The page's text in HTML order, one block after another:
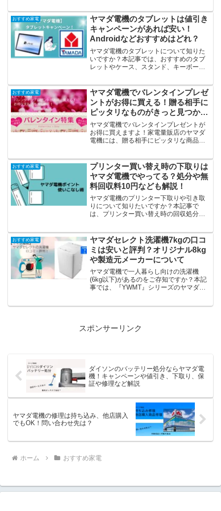
おすすめ家電
ヤマダ電機のタブレットは値引き
キャンペーンがあれば安い！
Androidなどおすすめはどれ？
ヤマダ電機のタブレットについて知りた
いですか？本記事では、おすすめのタブ
レットやケース、スタンド、キーボード
のキャンペーン時が安くておすすめで
す！ひどいと言われていたヤマダタブレ
ットは販売終了になりましたよ！
おすすめ家電
ヤマダ電機でバレンタインプレゼ
ントがお得に買える！贈る相手に
ピッタリなものがきっと見つか
る！
ヤマダ電機でバレンタインプレゼントが
お得に買えますよ！家電量販店のヤマダ
電機には、贈る相手にピッタリな商品が
本命・義理チョコ、ゲームや時計、イヤ
ホン、美容・理容家電などご紹介してい
ます。
おすすめ家電
プリンター買い替え時の下取りは
ヤマダ電機でやってる？処分や無
料回収料10円なども解説！
ヤマダ電機のプリンター下取りや引き取
りについて知りたいですか？本記事で
は、プリンター買い替え時の回収処分や
おすすめ家電
ヤマダセレクト洗濯機7kgの口コ
ミは安いと評判？オリジナル8kg
や製造元メーカーについて
ヤマダ電機で一人暮らし向けの洗濯機
(6kg以下)があるのをご存知ですか？本記
事では、『YWMT』シリーズのヤマダオ
スポンサーリンク
ダイソンのバッテリー処分ならヤマダ電
機！キャンペーンや値引き、下取り、保
証や修理など解説
ヤマダ電機の修理は持ち込み、他店購入
でもOK！問い合わせ先は？
ホーム おすすめ家電